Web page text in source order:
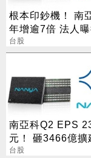
根本印鈔機！ 南
年增逾7倍 法人
察4指標
台股
南亞科Q2 EPS
元！ 砸3466億擴
廠 今年資本支出
台股